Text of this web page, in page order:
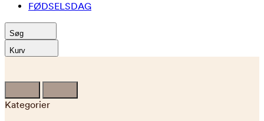
FØDSELSDAG
Søg
Kurv
Kategorier